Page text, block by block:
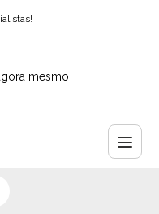
mesmo